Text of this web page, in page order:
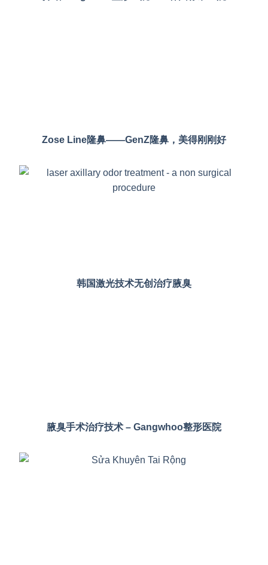
Zose Line隆鼻——GenZ隆鼻，美得刚刚好
韩国激光技术无创治疗腋臭
腋臭手术治疗技术 – Gangwhoo整形医院